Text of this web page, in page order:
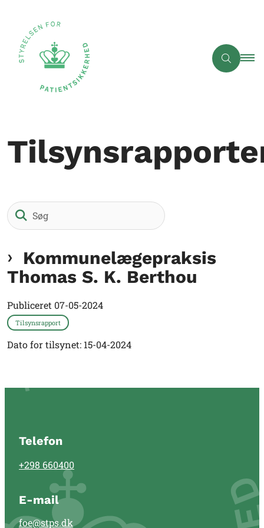
Kommunelægepraksis
Thomas S. K. Berthou
Publiceret 07-05-2024
Tilsynsrapport
Dato for tilsynet: 15-04-2024
Telefon
+298 660400
E-mail
foe@stps.dk